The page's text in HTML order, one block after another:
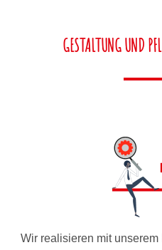
GESTALTUNG UND
Wir realisieren mit